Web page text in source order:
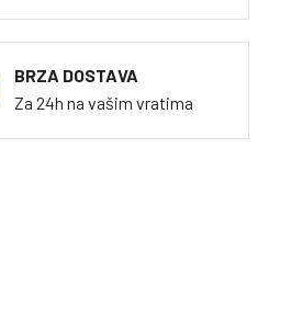
BRZA DOSTAVA
Za 24h na vašim vratima